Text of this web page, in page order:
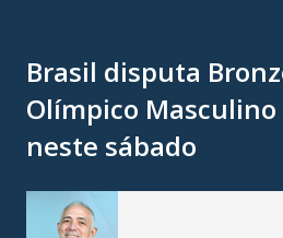
Brasil disputa
Olímpico Masculino
neste sábado